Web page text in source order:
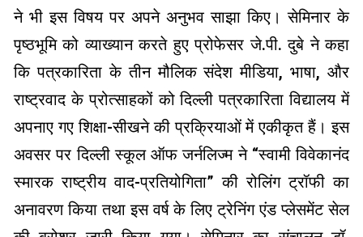
ने भी इस विषय पर अपने अनुभव साझा किए। सेमिनार के
पृष्ठभूमि को व्याख्यान करते हुए प्रोफेसर जे.पी. दुबे ने कहा
कि पत्रकारिता के तीन मौलिक संदेश मीडिया, भाषा, और
राष्ट्रवाद के प्रोत्साहकों को दिल्ली पत्रकारिता विद्यालय में
अपनाए गए शिक्षा-सीखने की प्रक्रियाओं में एकीकृत हैं। इस
अवसर पर दिल्ली स्कूल ऑफ जर्नलिज्म ने “स्वामी विवेकानंद
स्मारक राष्ट्रीय वाद-प्रतियोगिता” की रोलिंग ट्रॉफी का
अनावरण किया तथा इस वर्ष के लिए ट्रेनिंग एंड प्लेसमेंट सेल